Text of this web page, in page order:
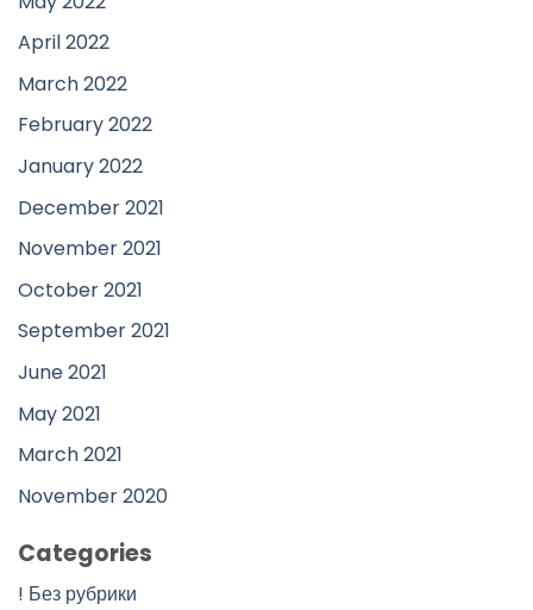
April 2022
March 2022
February 2022
January 2022
December 2021
November 2021
October 2021
September 2021
June 2021
May 2021
March 2021
November 2020
Categories
! Без рубрики